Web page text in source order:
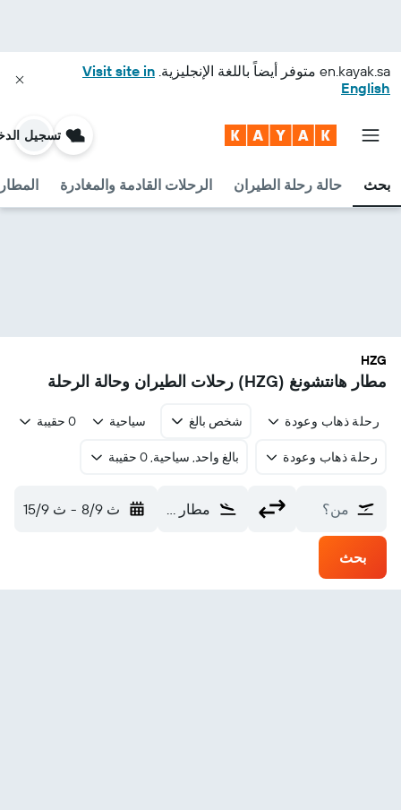
en.kayak.sa متوفر أيضاً باللغة الإنجليزية. Visit site in
English
بحث حالة رحلة الطيران الرحلات القادمة والمغادرة
تسجيل
HZG
مطار هانتشونغ (HZG) رحلات الطيران وحالة الرحلة
رحلة ذهاب وعودة شخص بالغ سياحية 0 حقيبة
رحلة ذهاب وعودة بالغ واحد, سياحية, 0 حقيبة
من؟ مطار هانتشونغ (HZG) ث 8/9 - ث 15/9
بحث